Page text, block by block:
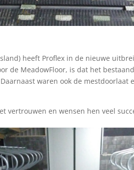
heeft Proflex in de nieuwe
de MeadowFloor, is dat het
waren ook de mestdoorlaat
vertrouwen en wensen hen veel